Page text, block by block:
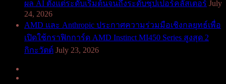
ผล AI ตั้งแต่ระดับเริ่มต้นจนถึงระดับซุปเปอร์คลัสเตอร์ July
24, 2026
AMD และ Anthropic ประกาศความร่วมมือเชิงกลยุทธ์เพื่อ
เปิดใช้กราฟิกการ์ด AMD Instinct MI450 Series สูงสุด 2
กิกะวัตต์ July 23, 2026